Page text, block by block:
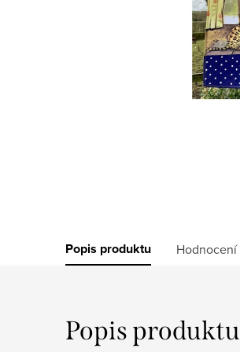
Popis produktu Hodnocení
Popis produktu